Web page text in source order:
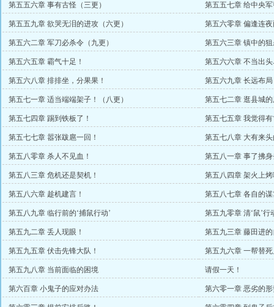
第五五六章 事有古怪（三更） 第五五七章 给中央
第五五九章 欲哭无泪的进攻（六更） 第五六零章 偏逢连
第五六二章 军刀必杀令（九更） 第五六三章 镇中的
第五六五章 霸气十足！ 第五六六章 不当出
第五六八章 排排坐，分果果！ 第五六九章 长远布局
第五七一章 适当端端架子！（八更） 第五七二章 逛县城
第五七四章 踢到铁板了！ 第五七五章 我觉得
第五七七章 嚣张跋扈一回！ 第五七八章 大有来
第五八零章 杀人不见血！ 第五八一章 事了拂
第五八三章 危机还是契机！ 第五八四章 架火上
第五八六章 趁机建言！ 第五八七章 各自的
第五八九章 临行前的‘捕鼠行动’ 第五九零章 清‘鼠’行
第五九二章 丢人现眼！ 第五九三章 藤田进
第五九五章 伏击先锋大队！ 第五九六章 一帮替
第五九八章 当前面临的困境 请假一天！
第六百章 小鬼子的应对办法 第六零一章 恶劣的